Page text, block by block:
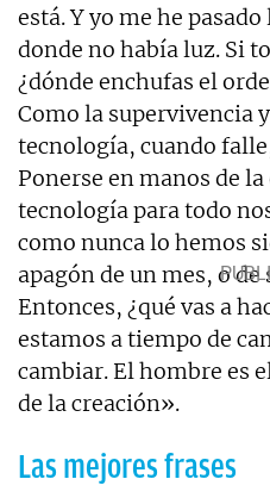
está. Y yo me he
donde no había luz. Si
¿dónde enchufas el
Como la supervivencia
tecnología, cuando
Ponerse en manos de
tecnología para todo
como nunca lo hemos
apagón de un mes, o de
Entonces, ¿qué vas a
estamos a tiempo de
cambiar. El hombre es
de la creación».
Las mejores frases